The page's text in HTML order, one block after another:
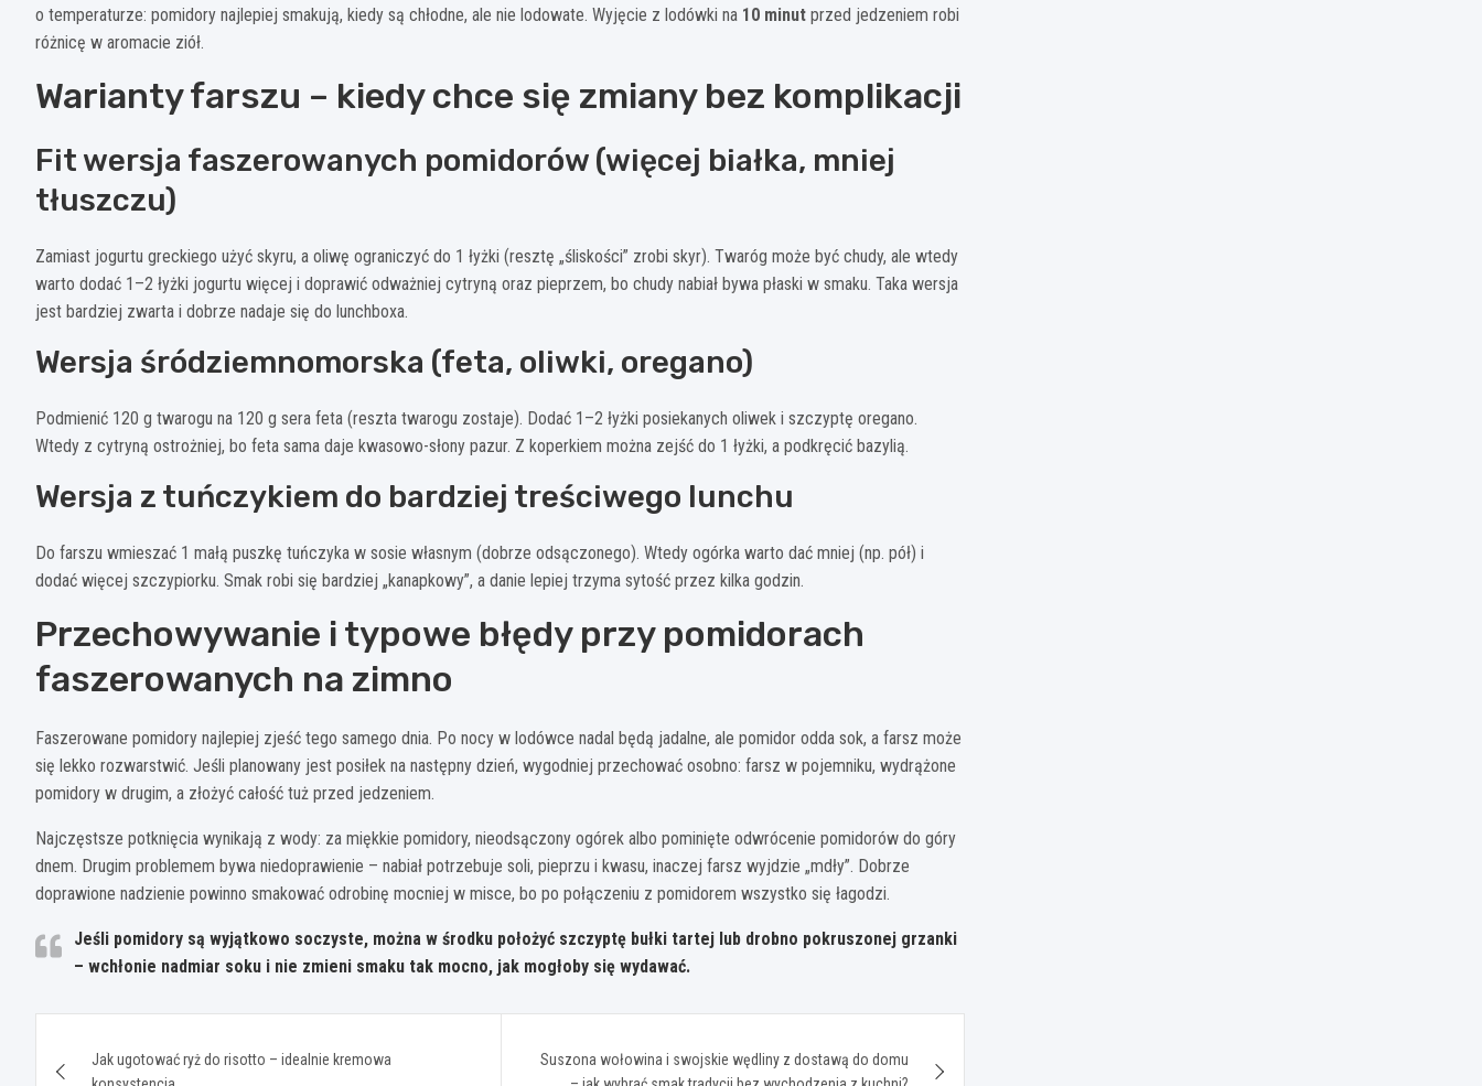
o temperaturze: pomidory najlepiej smakują, kiedy są chłodne, ale nie lodowate. Wyjęcie z lodówki na 10 minut przed jedzeniem robi
różnicę w aromacie ziół.
Warianty farszu – kiedy chce się zmiany bez komplikacji
Fit wersja faszerowanych pomidorów (więcej białka, mniej
tłuszczu)
Zamiast jogurtu greckiego użyć skyru, a oliwę ograniczyć do 1 łyżki (resztę „śliskości” zrobi skyr). Twaróg może być chudy, ale wtedy
warto dodać 1–2 łyżki jogurtu więcej i doprawić odważniej cytryną oraz pieprzem, bo chudy nabiał bywa płaski w smaku. Taka wersja
jest bardziej zwarta i dobrze nadaje się do lunchboxa.
Wersja śródziemnomorska (feta, oliwki, oregano)
Podmienić 120 g twarogu na 120 g sera feta (reszta twarogu zostaje). Dodać 1–2 łyżki posiekanych oliwek i szczyptę oregano.
Wtedy z cytryną ostrożniej, bo feta sama daje kwasowo-słony pazur. Z koperkiem można zejść do 1 łyżki, a podkręcić bazylią.
Wersja z tuńczykiem do bardziej treściwego lunchu
Do farszu wmieszać 1 małą puszkę tuńczyka w sosie własnym (dobrze odsączonego). Wtedy ogórka warto dać mniej (np. pół) i
dodać więcej szczypiorku. Smak robi się bardziej „kanapkowy”, a danie lepiej trzyma sytość przez kilka godzin.
Przechowywanie i typowe błędy przy pomidorach
faszerowanych na zimno
Faszerowane pomidory najlepiej zjeść tego samego dnia. Po nocy w lodówce nadal będą jadalne, ale pomidor odda sok, a farsz może
się lekko rozwarstwić. Jeśli planowany jest posiłek na następny dzień, wygodniej przechować osobno: farsz w pojemniku, wydrążone
pomidory w drugim, a złożyć całość tuż przed jedzeniem.
Najczęstsze potknięcia wynikają z wody: za miękkie pomidory, nieodsączony ogórek albo pominięte odwrócenie pomidorów do góry
dnem. Drugim problemem bywa niedoprawienie – nabiał potrzebuje soli, pieprzu i kwasu, inaczej farsz wyjdzie „mdły”. Dobrze
doprawione nadzienie powinno smakować odrobinę mocniej w misce, bo po połączeniu z pomidorem wszystko się łagodzi.
Jeśli pomidory są wyjątkowo soczyste, można w środku położyć szczyptę bułki tartej lub drobno pokruszonej grzanki
– wchłonie nadmiar soku i nie zmieni smaku tak mocno, jak mogłoby się wydawać.
Jak ugotować ryż do risotto – idealnie kremowa
Suszona wołowina i swojskie wędliny z dostawą do domu